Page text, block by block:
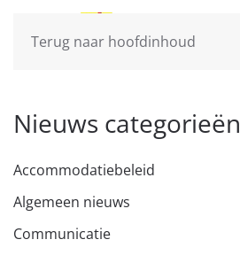
Terug naar hoofdinhoud
Nieuws categorieën
Accommodatiebeleid
Algemeen nieuws
Communicatie